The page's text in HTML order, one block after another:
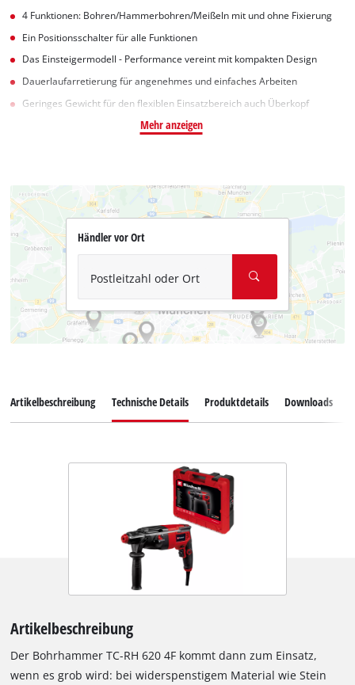
4 Funktionen: Bohren/Hammerbohren/Meißeln mit und ohne Fixierung
Ein Positionsschalter für alle Funktionen
Das Einsteigermodell - Performance vereint mit kompakten Design
Dauerlaufarretierung für angenehmes und einfaches Arbeiten
Geringes Gewicht für den flexiblen Einsatzbereich auch Überkopf
Mehr anzeigen
Händler vor Ort
Postleitzahl oder Ort
Artikelbeschreibung Technische Details Produktdetails Downloads
Artikelbeschreibung
Der Bohrhammer TC-RH 620 4F kommt dann zum Einsatz,
wenn es grob wird: bei widerspenstigem Material wie Stein